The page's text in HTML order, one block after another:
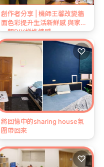
創作者分享 | 機師王馨改變牆
面色彩提升生活新鮮感 與家人
一起DIY增進情感
將回憶中的sharing house氛
圍帶回來
♡
♡